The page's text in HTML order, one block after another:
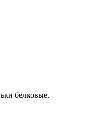
белковые,